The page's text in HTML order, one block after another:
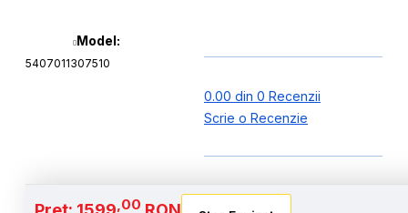
Model:
5407011307510
0.00 din 0 Recenzii
Scrie o Recenzie
,00
Baterie si Autonomie